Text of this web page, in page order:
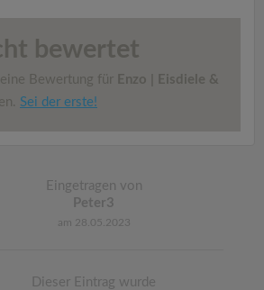
bewertet
Bewertung für Enzo | Eisdiele &
Sei der erste!
Eingetragen von
Peter3
am 28.05.2023
Dieser Eintrag wurde